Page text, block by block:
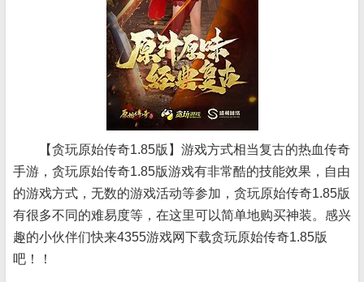
【贪玩原始传奇1.85版】游戏方式相当复古的热血传奇
手游，贪玩原始传奇1.85版游戏有非常酷的技能效果，自由
的游戏方式，无数的游戏活动等参加，贪玩原始传奇1.85版
有很多不同的难易度等，在这里可以简单地购买神装。感兴
趣的小伙伴们快来4355游戏网下载贪玩原始传奇1.85版
吧！！